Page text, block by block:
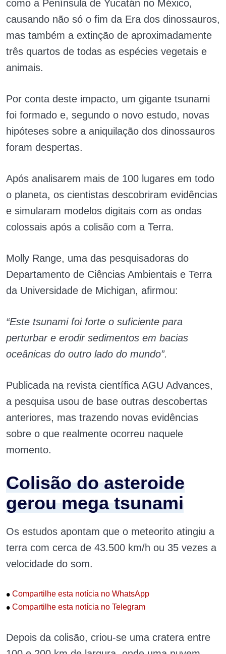
como a Península de Yucatán no México,
causando não só o fim da Era dos dinossauros,
mas também a extinção de aproximadamente
três quartos de todas as espécies vegetais e
animais.
Por conta deste impacto, um gigante tsunami
foi formado e, segundo o novo estudo, novas
hipóteses sobre a aniquilação dos dinossauros
foram despertas.
Após analisarem mais de 100 lugares em todo
o planeta, os cientistas descobriram evidências
e simularam modelos digitais com as ondas
colossais após a colisão com a Terra.
Molly Range, uma das pesquisadoras do
Departamento de Ciências Ambientais e Terra
da Universidade de Michigan, afirmou:
“Este tsunami foi forte o suficiente para
perturbar e erodir sedimentos em bacias
oceânicas do outro lado do mundo”.
Publicada na revista científica AGU Advances,
a pesquisa usou de base outras descobertas
anteriores, mas trazendo novas evidências
sobre o que realmente ocorreu naquele
momento.
Colisão do asteroide
gerou mega tsunami
Os estudos apontam que o meteorito atingiu a
terra com cerca de 43.500 km/h ou 35 vezes a
velocidade do som.
• Compartilhe esta notícia no WhatsApp
• Compartilhe esta notícia no Telegram
Depois da colisão, criou-se uma cratera entre